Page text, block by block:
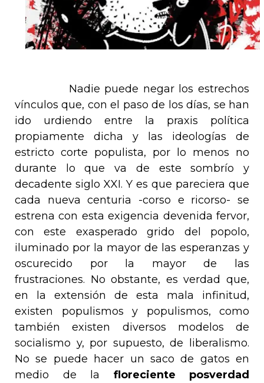
Nadie puede negar los estrechos
vínculos que, con el paso de los días, se han
ido urdiendo entre la praxis política
propiamente dicha y las ideologías de
estricto corte populista, por lo menos no
durante lo que va de este sombrío y
decadente siglo XXI. Y es que pareciera que
cada nueva centuria -corso e ricorso- se
estrena con esta exigencia devenida fervor,
con este exasperadogrido del popolo,
iluminado por la mayor de las esperanzas y
oscurecido por la mayor de las
frustraciones. No obstante, es verdad que,
en la extensión de esta mala infinitud,
existen populismos y populismos, como
también existen diversos modelos de
socialismo y, por supuesto, de liberalismo.
No se puede hacer un saco de gatos en
medio de la floreciente posverdad